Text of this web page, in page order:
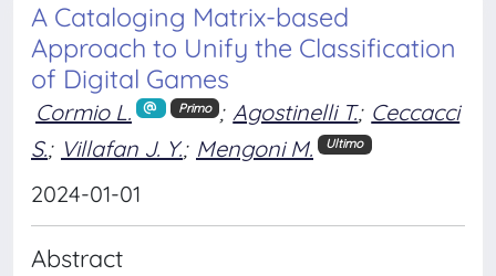
A Cataloging Matrix-based
Approach to Unify the Classification
of Digital Games
Cormio L. Primo ; Agostinelli T.; Ceccacci
S.; Villafan J. Y.; Mengoni M. Ultimo
2024-01-01
Abstract